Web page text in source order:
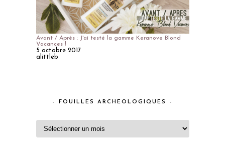
Avant / Après : J'ai testé la gamme Keranove Blond
Vacances !
5 octobre 2017
alittleb
– FOUILLES ARCHEOLOGIQUES –